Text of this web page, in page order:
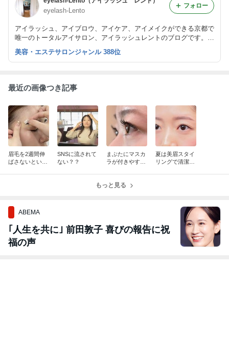
eyelash-Lento
アイラッシュ、アイブロウ、アイケア、アイメイクができる京都で
唯一のトータルアイサロン、アイラッシュレントのブログです。
ナチュラルなまつエクを得意とし、大人綺麗を提案しています。
また、まつげエクステスクールも開講しています。
フォロー
美容・エステサロンジャンル 388位
最近の画像つき記事
眉毛を2週間伸
ばさないといけ
SNSに流されて
ない？？
まぶたにマスカ
ラが付きやすい
夏は美眉スタイ
リングで清潔感
もっと見る
ABEMA
｢人生を共に｣ 前田敦子 喜びの報告に祝
福の声